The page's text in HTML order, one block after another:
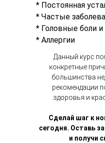
* Постоянная
* Частые
* Головные боли
* Аллергии
Данный курс
конкретные
большинства
рекомендации
здоровья и
Сделай шаг к
сегодня. Оставь
и получи